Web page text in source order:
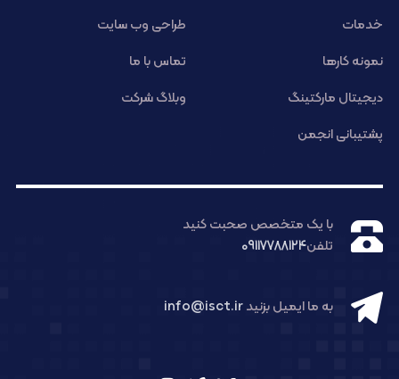
خدمات
طراحی وب سایت
نمونه کارها
تماس با ما
دیجیتال مارکتینگ
وبلاگ شرکت
پشتیبانی انجمن
با یک متخصص صحبت کنید
تلفن09117788124
به ما ایمیل بزنیدinfo@isct.ir